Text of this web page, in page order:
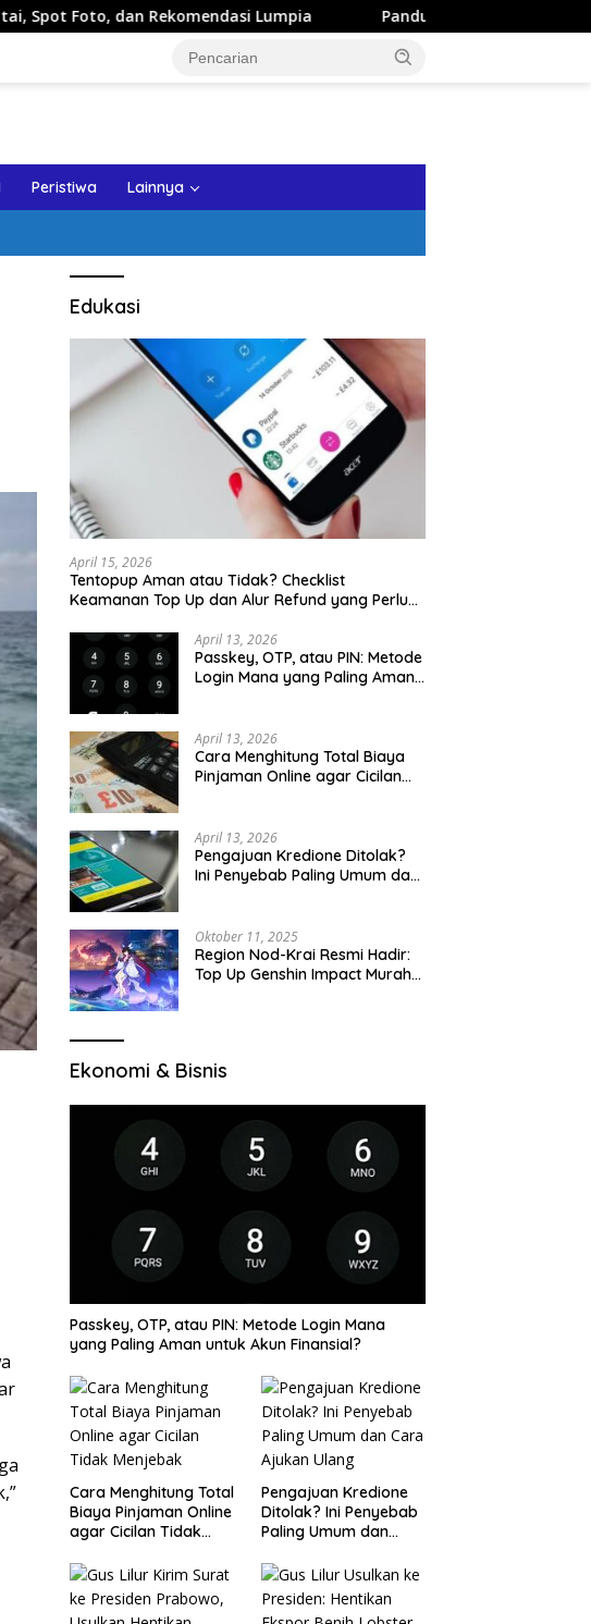
Rekomendasi Lumpia Panduan Wisata Keluarga ke Kota Batu:
Peristiwa Lainnya
Edukasi
April 15, 2026
Tentopup Aman atau Tidak? Checklist
Keamanan Top Up dan Alur Refund yang Perlu
April 13, 2026
Passkey, OTP, atau PIN: Metode
Login Mana yang Paling Aman
April 13, 2026
Cara Menghitung Total Biaya
Pinjaman Online agar Cicilan
April 13, 2026
Pengajuan Kredione Ditolak?
Ini Penyebab Paling Umum dan
Oktober 11, 2025
Region Nod-Krai Resmi Hadir:
Top Up Genshin Impact Murah
Ekonomi & Bisnis
Passkey, OTP, atau PIN: Metode Login Mana
yang Paling Aman untuk Akun Finansial?
Cara Menghitung Total
Biaya Pinjaman Online
agar Cicilan Tidak
Pengajuan Kredione
Ditolak? Ini Penyebab
Paling Umum dan